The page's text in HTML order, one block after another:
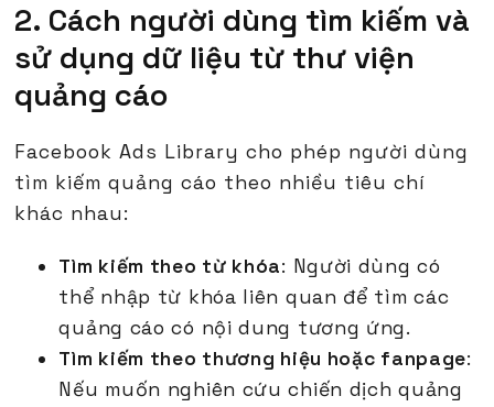
2. Cách người dùng tìm kiếm và
sử dụng dữ liệu từ thư viện
quảng cáo
Facebook Ads Library cho phép người dùng
tìm kiếm quảng cáo theo nhiều tiêu chí
khác nhau:
Tìm kiếm theo từ khóa: Người dùng có
thể nhập từ khóa liên quan để tìm các
quảng cáo có nội dung tương ứng.
Tìm kiếm theo thương hiệu hoặc fanpage:
Nếu muốn nghiên cứu chiến dịch quảng